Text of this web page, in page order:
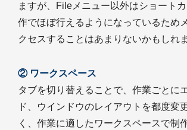
ますが、Fileメニュー以外はショート
作でほぼ行えるようになっているため
クセスすることはあまりないかもしれ
② ワークスペース
タブを切り替えることで、作業ごとに
ド、ウインドウのレイアウトを都度変
く、作業に適したワークスペースで制